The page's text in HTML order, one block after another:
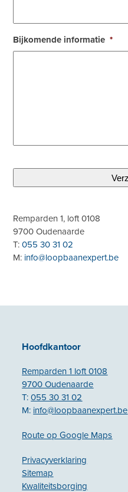
Bijkomende informatie *
Remparden 1, loft 0108
9700 Oudenaarde
T:055 30 31 02
M: info@loopbaanexpert.be
Hoofdkantoor
Remparden 1 loft 0108
9700 Oudenaarde
T:055 30 31 02
M: info@loopbaanexpert.be
Route op Google Maps
Privacyverklaring
Sitemap
Kwaliteitsborging